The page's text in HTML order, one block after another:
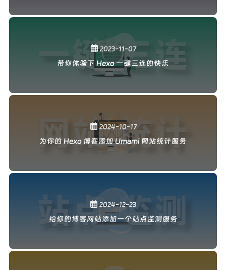
一键 三连
2023-11-07
带你体验下 Hexo 一键三连的快乐
网站 统计
2024-10-17
为你的 Hexo 博客添加 Umami 网站统计服务
站点 监测
2024-12-23
给你的博客网站添加一个站点监测服务